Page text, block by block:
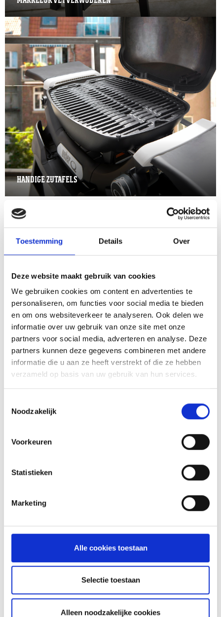
Toestemming Details Over
Deze website maakt gebruik van cookies
We gebruiken cookies om content en advertenties te
personaliseren, om functies voor social media te bieden
en om ons websiteverkeer te analyseren. Ook delen we
informatie over uw gebruik van onze site met onze
partners voor social media, adverteren en analyse. Deze
partners kunnen deze gegevens combineren met andere
informatie die u aan ze heeft verstrekt of die ze hebben
verzameld op basis van uw gebruik van hun services.
Noodzakelijk
Voorkeuren
Statistieken
Marketing
Alle cookies toestaan
Selectie toestaan
Alleen noodzakelijke cookies
HANDIGE ZIJTAFELS
OOK INTERESSANT
NIEUW
BRAADSPIT VOOR Q1100N / Q1200N